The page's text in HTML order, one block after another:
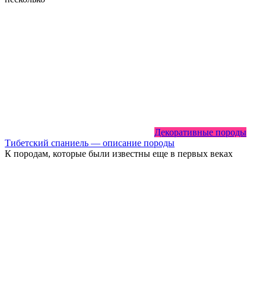
Декоративные породы
Тибетский спаниель — описание породы
К породам, которые были известны еще в первых веках